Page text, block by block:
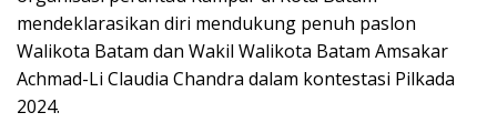
mendeklarasikan diri mendukung penuh paslon
Walikota Batam dan Wakil Walikota Batam Amsakar
Achmad-Li Claudia Chandra dalam kontestasi Pilkada
2024.